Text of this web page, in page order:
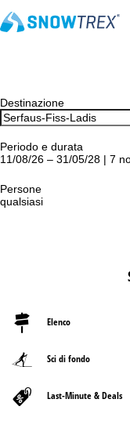
Destinazione
Periodo e durata
11/08/26 – 31/05/28 | 7
Persone
qualsiasi
Elenco
Sci di fondo
Last-Minute & Deals